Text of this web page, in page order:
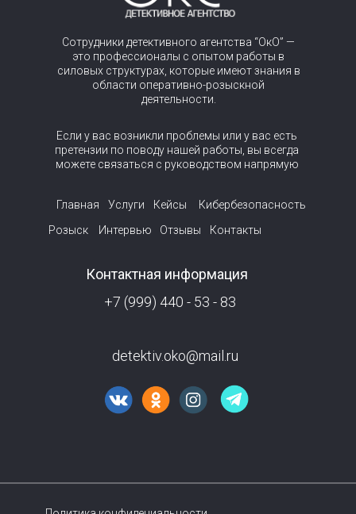
Главная Услуги Кейсы
Кибербезопасность
Интервью
Отзывы Контакты
Розыск
detektiv.oko@mail.ru
+7 (999) 440 - 53 - 83
Сотрудники детективного агентства “ОкО” —
это профессионалы с опытом работы в
силовых структурах, которые имеют знания в
области оперативно-розыскной
деятельности.
Контактная информация
Если у вас возникли проблемы или у вас есть
претензии по поводу нашей работы, вы всегда
можете связаться с руководством напрямую